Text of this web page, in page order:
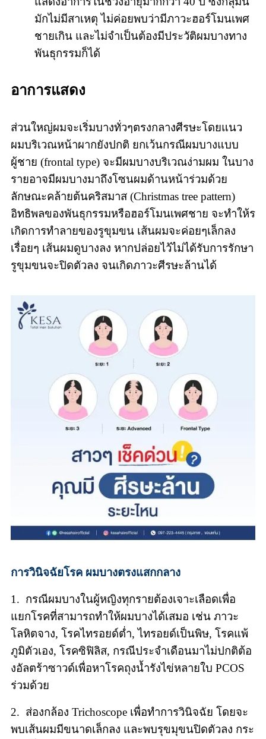
มักไม่มีสาเหตุ ไม่ค่อยพบว่ามีภาวะฮอร์โมนเพศ
ชายเกิน และไม่จำเป็นต้องมีประวัติผมบางทาง
พันธุกรรมก็ได้
อาการแสดง
ส่วนใหญ่ผมจะเริ่มบางทั่วๆตรงกลางศีรษะโดยแนว
ผมบริเวณหน้าผากยังปกติ ยกเว้นกรณีผมบางแบบ
ผู้ชาย (frontal type) จะมีผมบางบริเวณง่ามผม ในบาง
รายอาจมีผมบางมาถึงโซนผมด้านหน้าร่วมด้วย
ลักษณะคล้ายต้นคริสมาส (Christmas tree pattern)
อิทธิพลของพันธุกรรมหรือฮอร์โมนเพศชาย จะทำให้ร
เกิดการทำลายของรูขุมขน เส้นผมจะค่อยๆเล็กลง
เรื่อยๆ เส้นผมดูบางลง หากปล่อยไว้ไม่ได้รับการรักษา
รูขุมขนจะปิดตัวลง จนเกิดภาวะศีรษะล้านได้
การวินิจฉัยโรค ผมบางตรงแสกกลาง
1. กรณีผมบางในผู้หญิงทุกรายต้องเจาะเลือดเพื่อ
แยกโรคที่สามารถทำให้ผมบางได้เสมอ เช่น ภาวะ
โลหิตจาง, โรคไทรอยด์ต่ำ, ไทรอยด์เป็นพิษ, โรคแพ้
ภูมิตัวเอง, โรคซิฟิลิส, กรณีประจำเดือนมาไม่ปกติต้อ
งอัลตร้าซาวด์เพื่อหาโรคถุงน้ำรังไข่หลายใบ PCOS
ร่วมด้วย
2. ส่องกล้อง Trichoscope เพื่อทำการวินิจฉัย โดยจะ
พบเส้นผมมีขนาดเล็กลง และพบรุขมุขนปิดตัวลง กระ